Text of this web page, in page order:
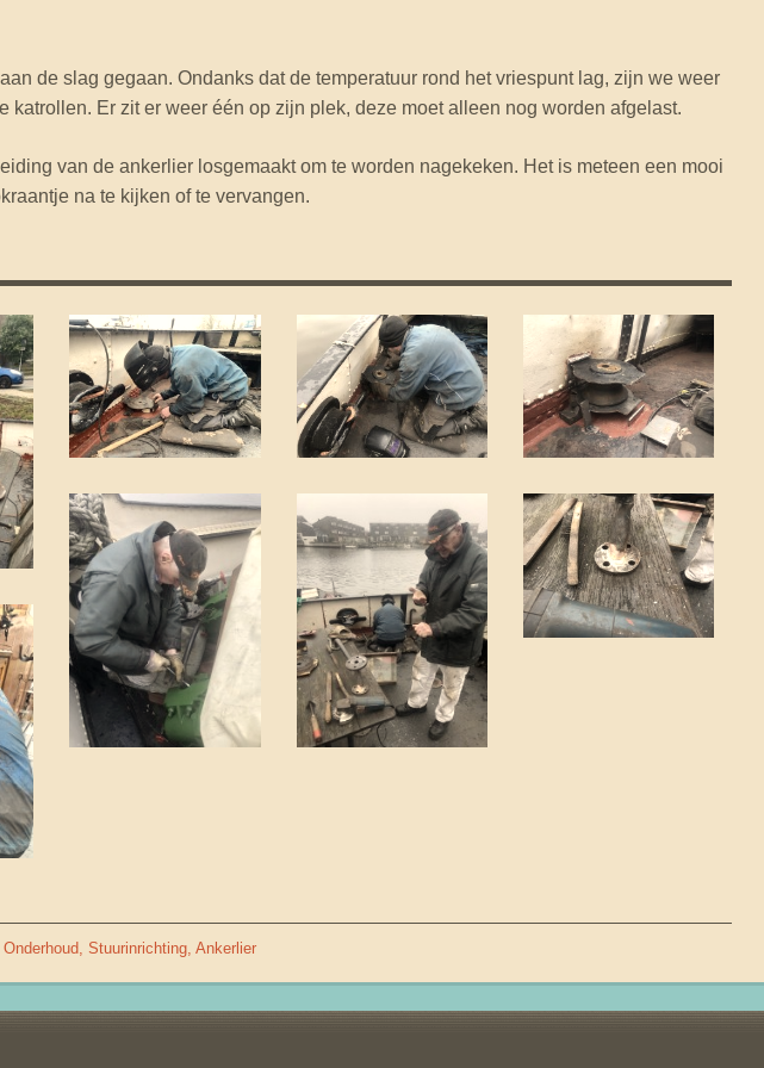
de slag gegaan. Ondanks dat de temperatuur rond het vriespunt lag, zijn we weer
katrollen. Er zit er weer één op zijn plek, deze moet alleen nog worden afgelast.
van de ankerlier losgemaakt om te worden nagekeken. Het is meteen een mooi
na te kijken of te vervangen.
Onderhoud Stuurinrichting Ankerlier